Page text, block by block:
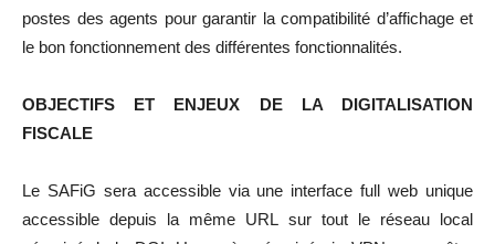
postes des agents pour garantir la compatibilité d’affichage et
le bon fonctionnement des différentes fonctionnalités.
OBJECTIFS ET ENJEUX DE LA DIGITALISATION
FISCALE
Le SAFiG sera accessible via une interface full web unique
accessible depuis la même URL sur tout le réseau local